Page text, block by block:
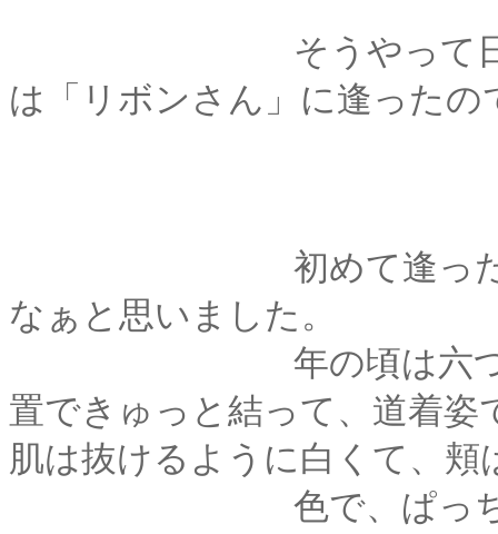
そうやって日々を過
は「リボンさん」に逢ったの
初めて逢ったときは
なぁと思いました。
年の頃は六つか七つ
置できゅっと結って、道着
肌は抜けるように白くて、頬
色で、ぱっちりとし